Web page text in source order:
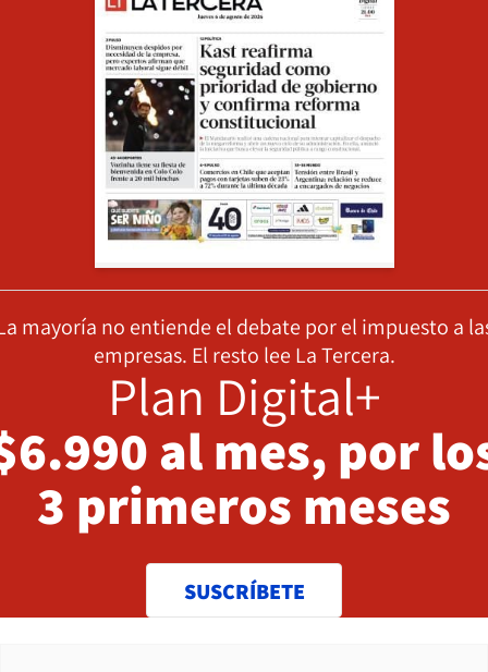
mayoría no entiende el debate por el impuesto a
empresas. El resto lee La Tercera.
Plan Digital+
al mes, por
3 primeros meses
SUSCRÍBETE